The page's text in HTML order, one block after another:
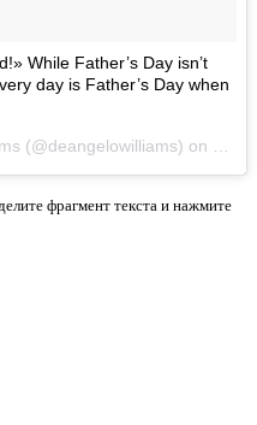
While Father’s Day isn’t
day is Father’s Day when
фрагмент текста и нажмите